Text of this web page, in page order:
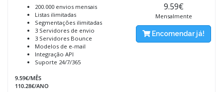
200.000 envios mensais
Listas ilimitadas
Segmentações ilimitadas
3 Servidores de envio
3 Servidores Bounce
Modelos de e-mail
Integração API
Suporte 24/7/365
9.59€/MÊS
110.28€/ANO
9.59€
Mensalmente
Encomendar já!